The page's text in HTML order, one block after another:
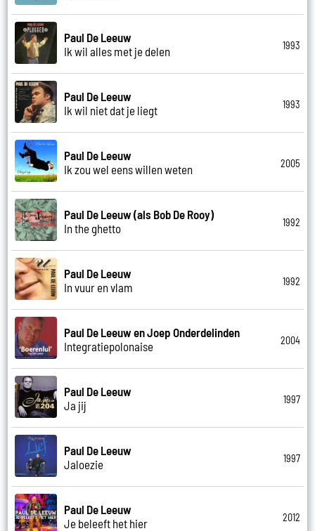
Paul De Leeuw
Ik wil alles met je delen
1993
Paul De Leeuw
Ik wil niet dat je liegt
1993
Paul De Leeuw
Ik zou wel eens willen weten
2005
Paul De Leeuw (als Bob De Rooy)
In the ghetto
1992
Paul De Leeuw
In vuur en vlam
1992
Paul De Leeuw en Joep Onderdelinden
Integratiepolonaise
2004
Paul De Leeuw
Ja jij
1997
Paul De Leeuw
Jaloezie
1997
Paul De Leeuw
Je beleeft het hier
2012